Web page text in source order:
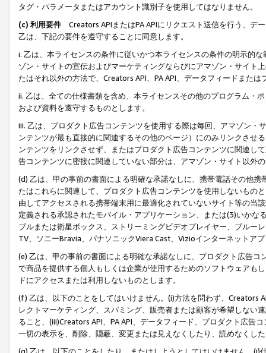
タグ・パラメータまたはアカウント識別子を使用してはなりません。
(c) 利用要件 Creators APIまたはPA APIにリクエスト送信を行う、デ
乙は、下記の要件を遵守することに同意します。
i. 乙は、本ライセンスの条件に従いかつ本ライセンスの条件の明示的
ゾン・サイトの宣伝およびマーケティングならびにアマゾン・サイト
たはそれ以外の方法で、Creators API、PA API、データフィードまた
ii. 乙は、全ての仕様書類を含め、本ライセンスその他のプログラム・
および資料を遵守するものとします。
iii. 乙は、プロダクト広告コンテンツを使用する際は毎回、アマゾン
ンテンツが最も直接的に関連するその他のページ）にのみリンクさせ
ンテンツをリンクさせず、またはプロダクト広告コンテンツに関連し
告コンテンツに密接に関連していない部分は、アマゾン・サイト以外
(d) 乙は、甲の事前の書面による明確な承諾なしに、携帯電話その他
たはこれらに関連して、プロダクト広告コンテンツを使用しないもの
由してアクセスされる携帯端末用に最適化されていないサイト等の当
定義される承認されたモバイル・アプリケーション、または(3)いか
ブルまたは衛星ボックス、ストリーミングビデオプレイヤー、ブルー
TV、ソニーBravia、パナソニックViera Cast、Vizioインターネットア
(e) 乙は、甲の事前の書面による明確な承諾なしに、プロダクト広告
で商品を提供する個人もしくは企業が使用するためのソフトウェアも
ドにアクセスまたは利用しないものとします。
(f) 乙は、以下のことをしてはいけません。(i)方法を問わず、Creators
レクトマーケティング、スパミング、販売者または顧客が希望しない
ること、(iii)Creators API、PA API、データフィード、プロダクト広告
一切の表示を、削除、隠蔽、変更または見えなくしたり、読めなくし
(g) 乙は、以下のことをしたり、またはしようとしてはいけません。